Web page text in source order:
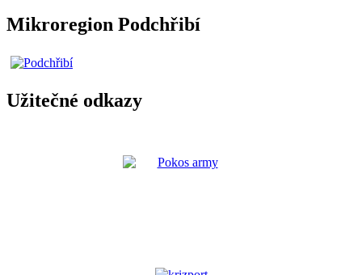
Mikroregion Podchřibí
Užitečné odkazy